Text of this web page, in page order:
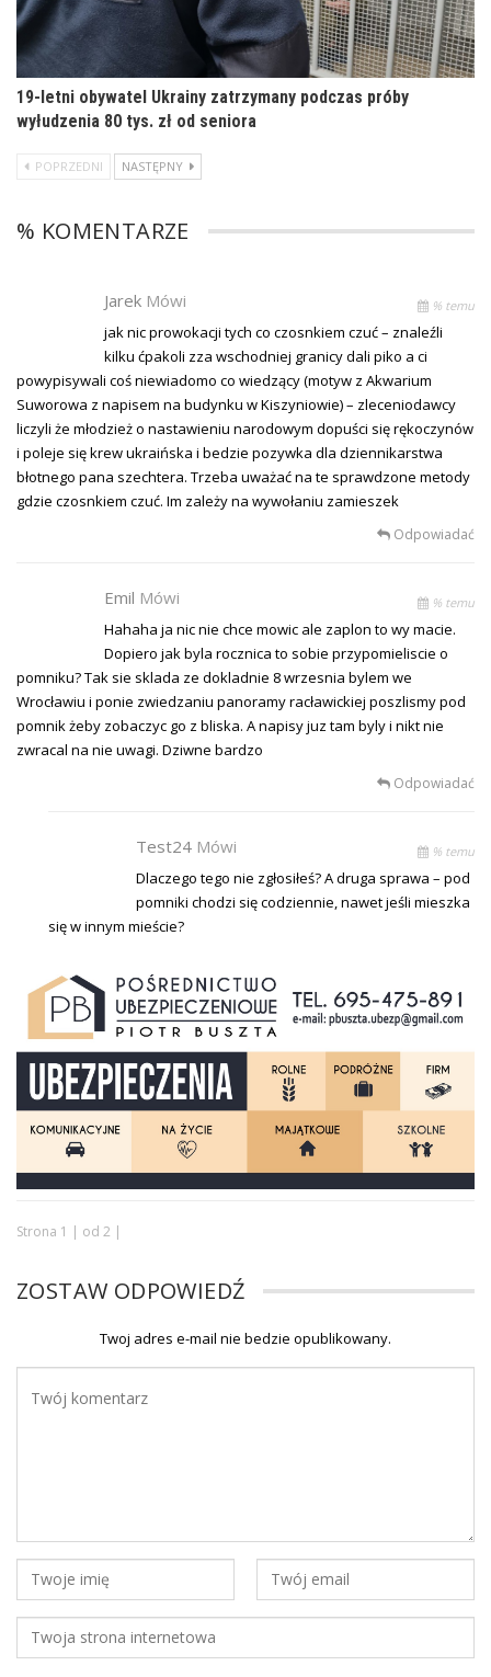
19-letni obywatel Ukrainy zatrzymany podczas próby
wyłudzenia 80 tys. zł od seniora
POPRZEDNI NASTĘPNY
% KOMENTARZE
Jarek Mówi % temu
jak nic prowokacji tych co czosnkiem czuć – znaleźli
kilku ćpakoli zza wschodniej granicy dali piko a ci
powypisywali coś niewiadomo co wiedzący (motyw z Akwarium
Suworowa z napisem na budynku w Kiszyniowie) – zleceniodawcy
liczyli że młodzież o nastawieniu narodowym dopuści się rękoczynów
i poleje się krew ukraińska i bedzie pozywka dla dziennikarstwa
błotnego pana szechtera. Trzeba uważać na te sprawdzone metody
gdzie czosnkiem czuć. Im zależy na wywołaniu zamieszek
Odpowiadać
Emil Mówi % temu
Hahaha ja nic nie chce mowic ale zaplon to wy macie.
Dopiero jak byla rocznica to sobie przypomieliscie o
pomniku? Tak sie sklada ze dokladnie 8 wrzesnia bylem we
Wrocławiu i ponie zwiedzaniu panoramy racławickiej poszlismy pod
pomnik żeby zobaczyc go z bliska. A napisy juz tam byly i nikt nie
zwracal na nie uwagi. Dziwne bardzo
Odpowiadać
Test24 Mówi % temu
Dlaczego tego nie zgłosiłeś? A druga sprawa – pod
pomniki chodzi się codziennie, nawet jeśli mieszka
się w innym mieście?
Strona 1 | od 2 |
ZOSTAW ODPOWIEDŹ
Twoj adres e-mail nie bedzie opublikowany.